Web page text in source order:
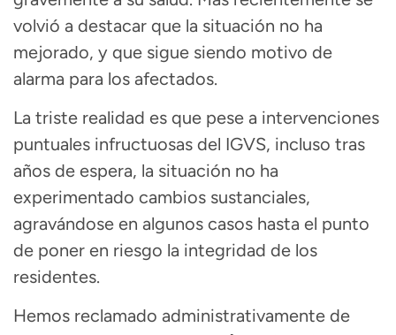
volvió a destacar que la situación no ha
mejorado, y que sigue siendo motivo de
alarma para los afectados.
La triste realidad es que pese a intervenciones
puntuales infructuosas del IGVS, incluso tras
años de espera, la situación no ha
experimentado cambios sustanciales,
agravándose en algunos casos hasta el punto
de poner en riesgo la integridad de los
residentes.
Hemos reclamado administrativamente de